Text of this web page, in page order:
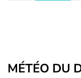
MÉTÉO DU